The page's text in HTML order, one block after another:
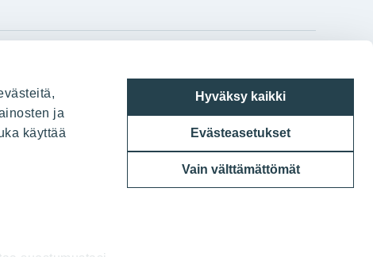
ja
käyttää
Hyväksy kaikki
Evästeasetukset
Vain välttämättömät
Panuntie 11, PL 36, 00620 Helsinki
020 433 111